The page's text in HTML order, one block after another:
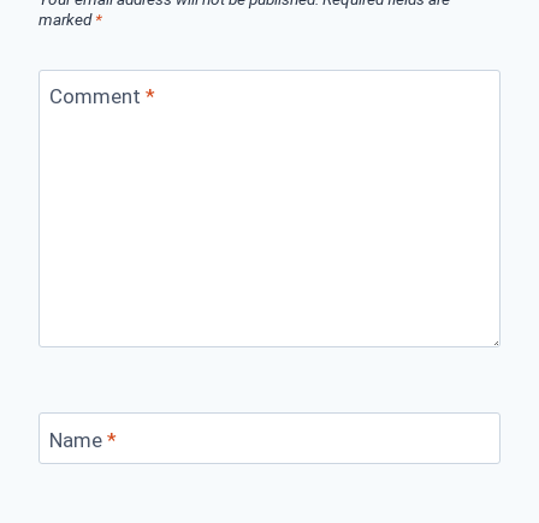
marked*
Comment *
Name *